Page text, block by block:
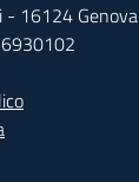
- 16124 Genova